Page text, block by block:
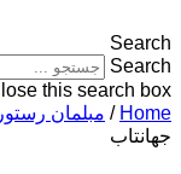
Close this
مبلمان رستوران و کافه